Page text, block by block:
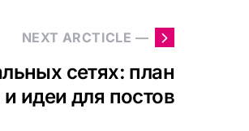
NEXT ARCTICLE —
сетях: план
идеи для постов